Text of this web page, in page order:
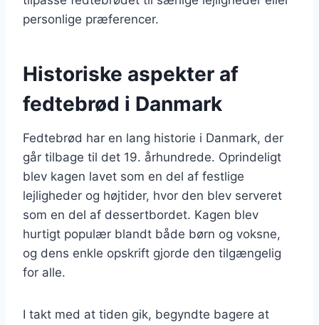
personlige præferencer.
Historiske aspekter af
fedtebrød i Danmark
Fedtebrød har en lang historie i Danmark, der
går tilbage til det 19. århundrede. Oprindeligt
blev kagen lavet som en del af festlige
lejligheder og højtider, hvor den blev serveret
som en del af dessertbordet. Kagen blev
hurtigt populær blandt både børn og voksne,
og dens enkle opskrift gjorde den tilgængelig
for alle.
I takt med at tiden gik, begyndte bagere at